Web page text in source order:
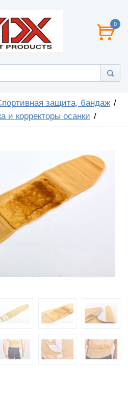
0
защита, бандаж
и корректоры осанки